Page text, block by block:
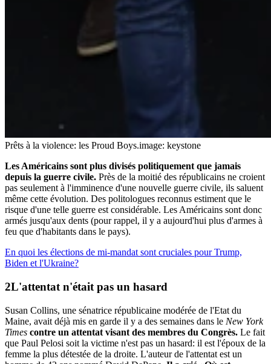
Prêts à la violence: les Proud Boys.image: keystone
Les Américains sont plus divisés politiquement que jamais
depuis la guerre civile. Près de la moitié des républicains ne croient
pas seulement à l'imminence d'une nouvelle guerre civile, ils saluent
même cette évolution. Des politologues reconnus estiment que le
risque d'une telle guerre est considérable. Les Américains sont donc
armés jusqu'aux dents (pour rappel, il y a aujourd'hui plus d'armes à
feu que d'habitants dans le pays).
En quoi les élections de mi-mandat sont cruciales pour Trump,
Biden et l'Ukraine?
L'attentat n'était pas un hasard
Susan Collins, une sénatrice républicaine modérée de l'Etat du
Maine, avait déjà mis en garde il y a des semaines dans le New York
Times contre un attentat visant des membres du Congrès. Le fait
que Paul Pelosi soit la victime n'est pas un hasard: il est l'époux de la
femme la plus détestée de la droite. L'auteur de l'attentat est un